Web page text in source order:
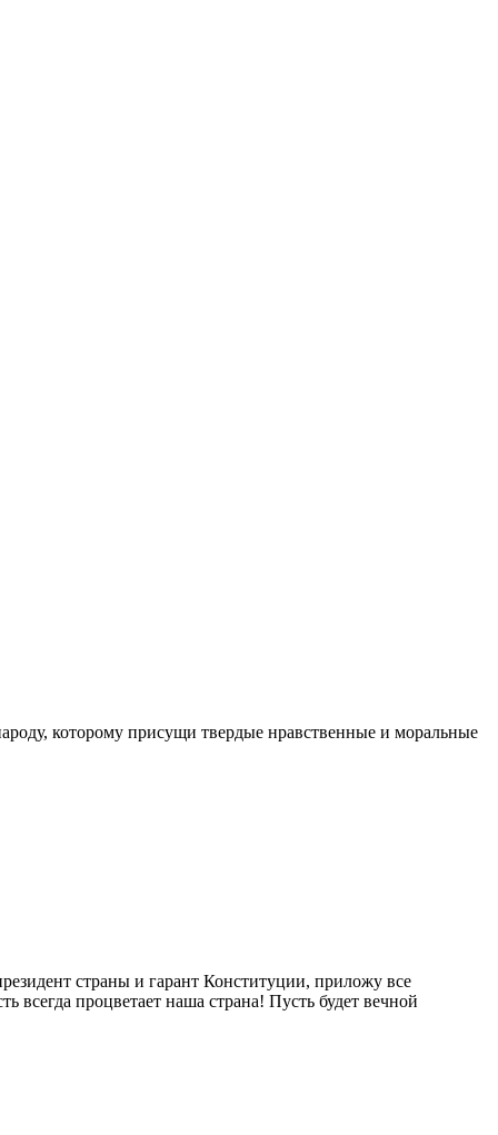
которому присущи твердые нравственные и моральные
страны и гарант Конституции, приложу все
процветает наша страна! Пусть будет вечной